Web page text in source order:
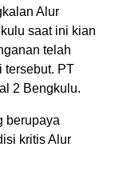
Alur
saat ini kian
telah
tersebut. PT
2 Bengkulu.
berupaya
kritis Alur